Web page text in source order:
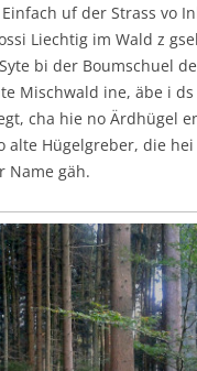
uf der Strass vo
Liechtig im Wald z
bi der Boumschuel
Mischwald ine, äbe i ds
cha hie no Ärdhügel
alte Hügelgreber, die
Name gäh.